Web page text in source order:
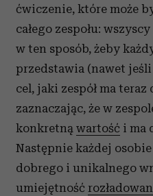
ćwiczenie, które może
całego zespołu:
w ten sposób, żeby
przedstawia (nawet
cel, jaki zespół ma
zaznaczając, że w
konkretną wartość i ma
Następnie każdej
dobrego i unikalnego
umiejętność